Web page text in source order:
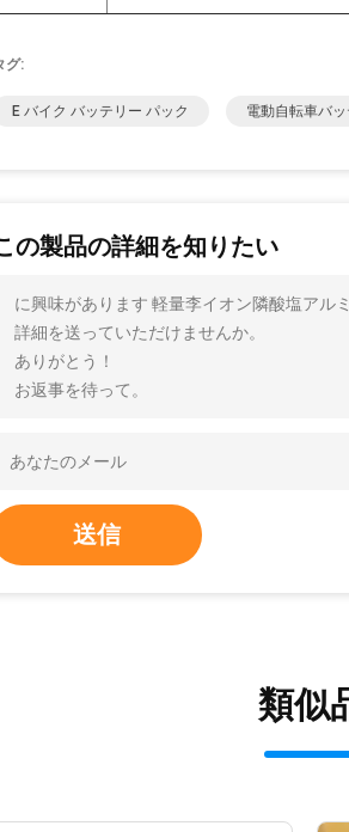
グ:
E バイク バッテリー パック 電動自転車バ
の製品の詳細を知りたい
に興味があります 軽量李イオン隣酸塩アル
詳細を送っていただけませんか。
ありがとう！
お返事を待って。
送信
類似